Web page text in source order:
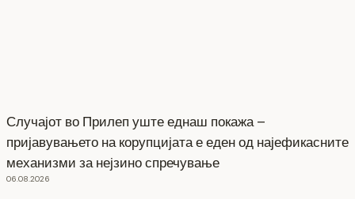
Случајот во Прилеп уште еднаш покажа –
пријавувањето на корупцијата е еден од најефикасните
механизми за нејзино спречување
06.08.2026